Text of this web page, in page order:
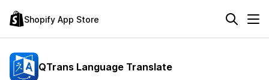
Shopify App Store
QTrans Language Translate